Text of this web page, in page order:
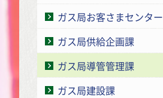
ガス局お客さまセンター
ガス局供給企画課
ガス局導管管理課
ガス局建設課